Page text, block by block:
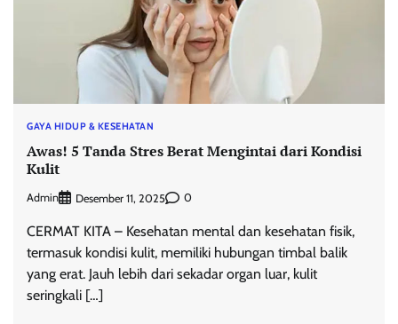
GAYA HIDUP & KESEHATAN
Awas! 5 Tanda Stres Berat Mengintai dari Kondisi
Kulit
Admin Desember 11, 2025 0
CERMAT KITA – Kesehatan mental dan kesehatan fisik,
termasuk kondisi kulit, memiliki hubungan timbal balik
yang erat. Jauh lebih dari sekadar organ luar, kulit
seringkali […]